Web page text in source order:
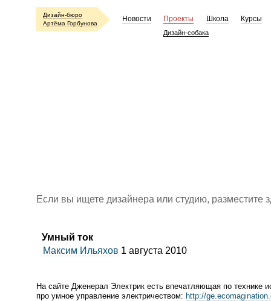
Дизайн-бюро
Артёма Горбунова
Новости Проекты
Дизайн-собака
Школа Курсы
Если вы ищете дизайнера или студию, разместите
Умный ток
Максим Ильяхов 1 августа 2010
На сайте Дженерал Электрик есть впечатляющая по технике
про умное управление электричеством: http://